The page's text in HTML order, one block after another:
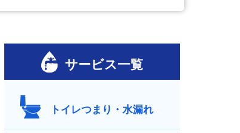
サービス一覧
トイレつまり・水漏れ